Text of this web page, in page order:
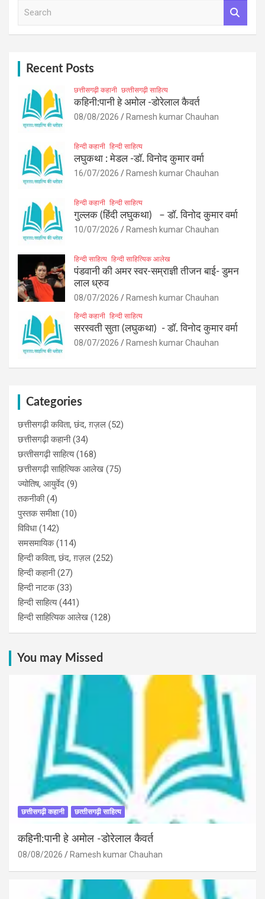
Recent Posts
छत्तीसगढ़ी कहानी छत्‍तीसगढ़ी साहित्‍य
कहिनी:पानी हे अमोल -डोरेलाल कैवर्त
08/08/2026 Ramesh kumar Chauhan
हिन्दी कहानी हिन्दी साहित्य
लघुकथा : मेडल -डॉ. विनोद कुमार वर्मा
16/07/2026 Ramesh kumar Chauhan
हिन्दी कहानी हिन्दी साहित्य
गुल्लक (हिंदी लघुकथा) – डॉ. विनोद कुमार वर्मा
10/07/2026 Ramesh kumar Chauhan
हिन्दी साहित्य हिन्दी साहित्यिक आलेख
पंडवानी की अमर स्वर-सम्राज्ञी तीजन बाई- डुमन
लाल ध्रुव
08/07/2026 Ramesh kumar Chauhan
हिन्दी कहानी हिन्दी साहित्य
सरस्वती सुता (लघुकथा) ​- डॉ. विनोद कुमार वर्मा
08/07/2026 Ramesh kumar Chauhan
Categories
छत्तीसगढ़ी कविता, छंद, ग़ज़ल (52)
छत्तीसगढ़ी कहानी(34)
छत्‍तीसगढ़ी साहित्‍य(168)
छत्तीसगढ़ी साहित्यिक आलेख (75)
ज्योतिष, आयुर्वेद (9)
तकनीकी(4)
पुस्‍तक समीक्षा(10)
विविधा(142)
समसमायिक(114)
हिन्दी कविता, छंद, ग़ज़ल (252)
हिन्दी कहानी(27)
हिन्‍दी नाटक(33)
हिन्दी साहित्य(441)
हिन्दी साहित्यिक आलेख (128)
You may Missed
छत्तीसगढ़ी कहानी छत्‍तीसगढ़ी साहित्‍य
कहिनी:पानी हे अमोल -डोरेलाल कैवर्त
08/08/2026 Ramesh kumar Chauhan